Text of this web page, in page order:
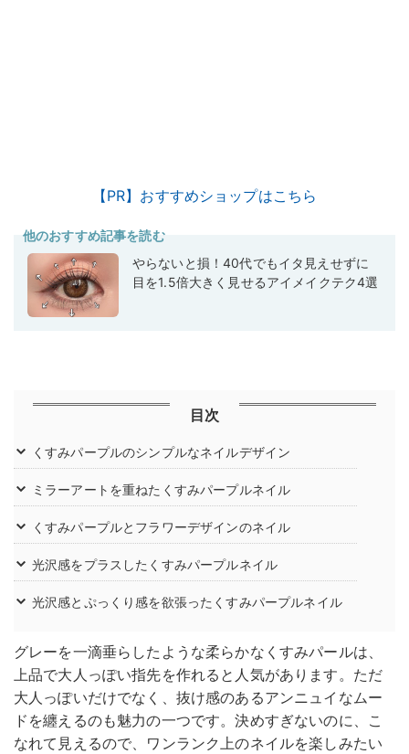
【PR】おすすめショップはこちら
他のおすすめ記事を読む
やらないと損！40代でもイタ見えせずに
目を1.5倍大きく見せるアイメイクテク4選
目次
くすみパープルのシンプルなネイルデザイン
ミラーアートを重ねたくすみパープルネイル
くすみパープルとフラワーデザインのネイル
光沢感をプラスしたくすみパープルネイル
光沢感とぷっくり感を欲張ったくすみパープルネイル
グレーを一滴垂らしたような柔らかなくすみパールは、
上品で大人っぽい指先を作れると人気があります。ただ
大人っぽいだけでなく、抜け感のあるアンニュイなムー
ドを纏えるのも魅力の一つです。決めすぎないのに、こ
なれて見えるので、ワンランク上のネイルを楽しみたい